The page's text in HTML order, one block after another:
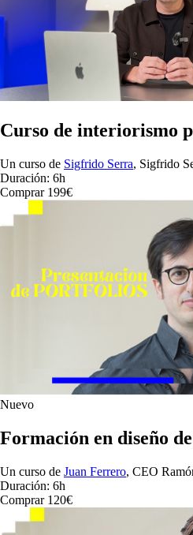
Curso de interiorismo
Un curso de Sigfrido Serra, Sigfrido
Duración: 6h
Comprar 199€
Nuevo
Formación en diseño
Un curso de Juan Ferrero, CEO
Duración: 6h
Comprar 120€